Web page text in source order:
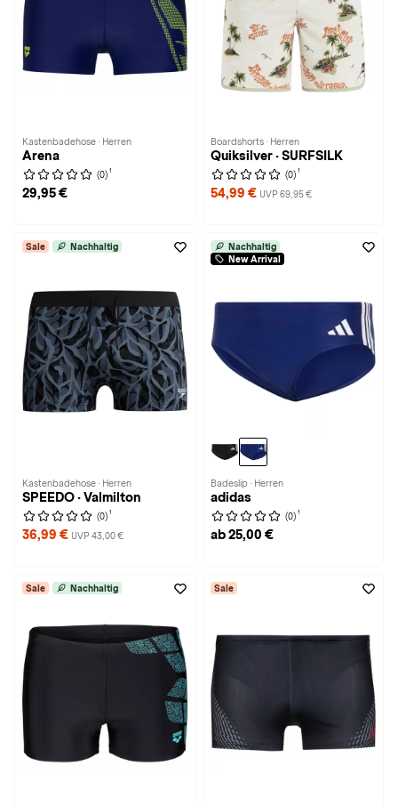
Kastenbadehose · Herren
Arena
(0) 1
29,95 €
Boardshorts · Herren
Quiksilver · SURFSILK
(0) 1
54,99 € UVP 69,95 €
Sale Nachhaltig
Kastenbadehose · Herren
SPEEDO · Valmilton
(0) 1
36,99 € UVP 43,00 €
Nachhaltig
New Arrival
Badeslip · Herren
adidas
(0) 1
ab 25,00 €
Sale Nachhaltig Sale